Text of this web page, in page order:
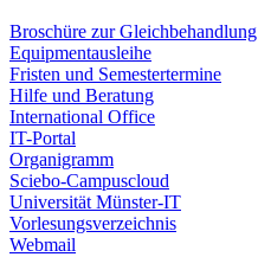
Broschüre zur Gleichbehandlung
Equipmentausleihe
Fristen und Semestertermine
Hilfe und Beratung
International Office
IT-Portal
Organigramm
Sciebo-Campuscloud
Universität Münster-IT
Vorlesungsverzeichnis
Webmail